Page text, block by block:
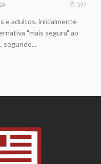
597
e adultos, inicialmente
"mais segura" ao
segundo...